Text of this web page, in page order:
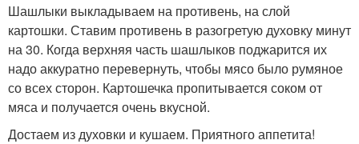
Шашлыки выкладываем на противень, на слой
картошки. Ставим противень в разогретую духовку минут
на 30. Когда верхняя часть шашлыков поджарится их
надо аккуратно перевернуть, чтобы мясо было румяное
со всех сторон. Картошечка пропитывается соком от
мяса и получается очень вкусной.
Достаем из духовки и кушаем. Приятного аппетита!